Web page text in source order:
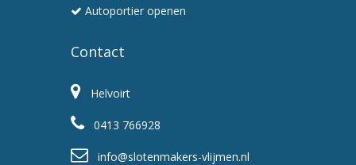
Autoportier openen
Contact
Helvoirt
0413 766928
info@slotenmakers-vlijmen.nl